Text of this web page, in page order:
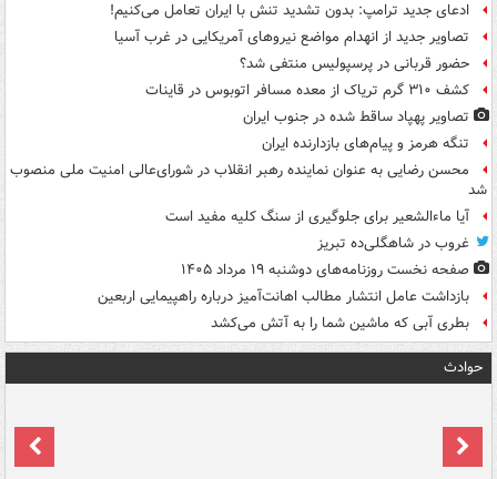
ادعای جدید ترامپ: بدون تشدید تنش با ایران تعامل می‌کنیم!
تصاویر جدید از انهدام مواضع نیروهای آمریکایی در غرب آسیا
حضور قربانی در پرسپولیس منتفی شد؟
کشف ۳۱۰ گرم تریاک از معده مسافر اتوبوس در قاینات
تصاویر پهپاد ساقط شده در جنوب ایران
تنگه هرمز و پیام‌های بازدارنده ایران
محسن رضایی به عنوان نماینده رهبر انقلاب در شورای‌عالی امنیت ملی منصوب
شد
آیا ماءالشعیر برای جلوگیری از سنگ کلیه مفید است
غروب در شاهگلی‌ده تبریز
صفحه نخست روزنامه‌های دوشنبه ۱۹ مرداد ۱۴۰۵
بازداشت عامل انتشار مطالب اهانت‌آمیز درباره راهپیمایی اربعین
بطری آبی که ماشین شما را به آتش می‌کشد
حوادث